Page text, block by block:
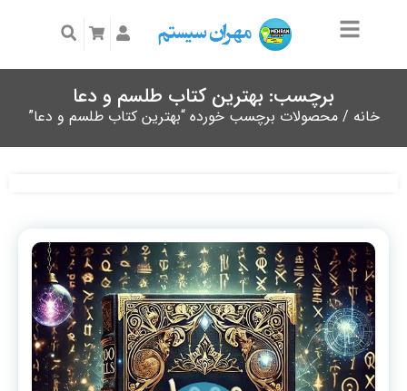
برچسب: بهترین کتاب طلسم و دعا
خانه / محصولات برچسب خورده “بهترین کتاب طلسم و دعا”